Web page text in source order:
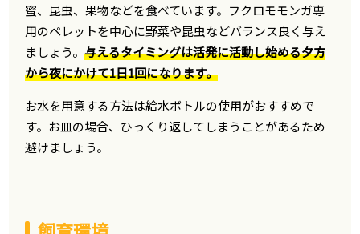
蜜、昆虫、果物などを食べています。フクロモモンガ専
用のペレットを中心に野菜や昆虫などバランス良く与え
ましょう。与えるタイミングは活発に活動し始める夕方
から夜にかけて1日1回になります。
お水を用意する方法は給水ボトルの使用がおすすめで
す。お皿の場合、ひっくり返してしまうことがあるため
避けましょう。